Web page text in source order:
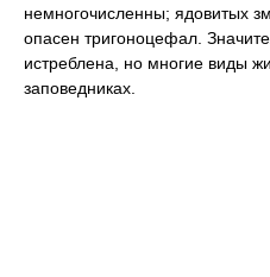
немногочисленны; ядовитых
опасен тригоноцефал.
истреблена, но многие виды
заповедниках.